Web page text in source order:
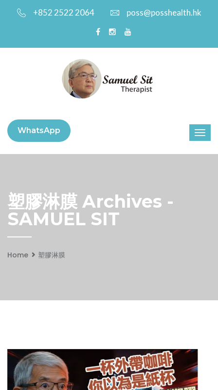
+852 2522 2064 poss@posshealth.hk
WhatsApp
塑膠淋膜 Archives -
SAMUEL SIT
Home 塑膠淋膜